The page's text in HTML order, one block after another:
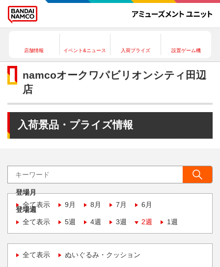
店舗情報 イベント&ニュース 入荷プライズ 設置ゲーム機
namcoオークワパビリオンシティ田辺
店
入荷景品・プライズ情報
登場月
全て表示
9月 8月 7月 6月
登場週
全て表示
5週 4週 3週 2週 1週
全て表示 ぬいぐるみ・クッション